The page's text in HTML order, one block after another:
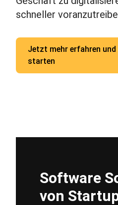
schneller
Jetzt mehr erfahren und
starten
Software
von